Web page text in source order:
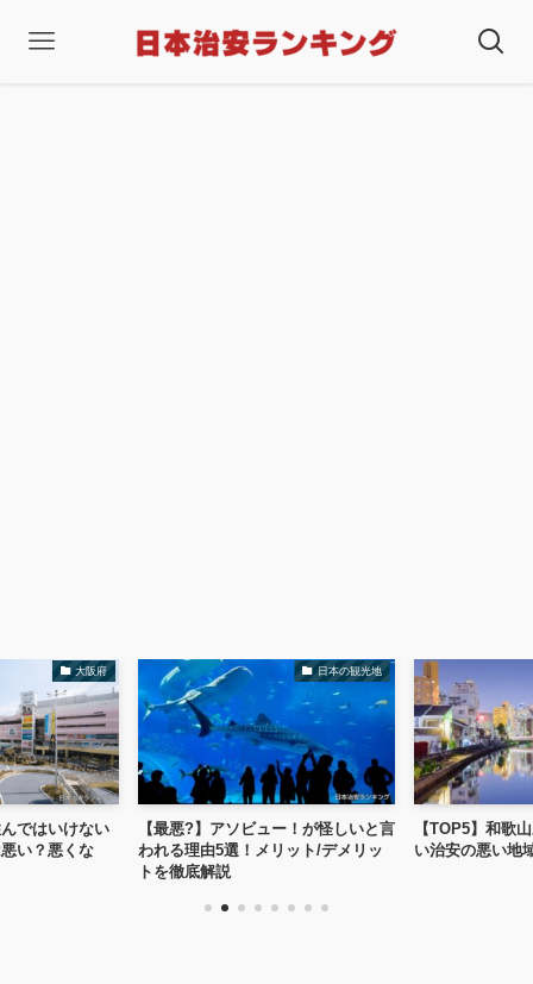
大阪府
ではいけない
い？悪くな
日本の観光地
【最悪?】アソビュー！が怪しいと言
われる理由5選！メリット/デメリッ
トを徹底解説
【TOP5】和歌
い治安の悪い地